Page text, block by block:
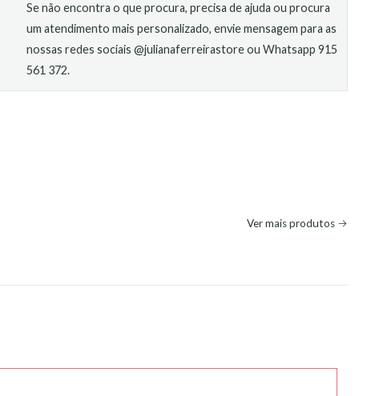
Se não encontra o que procura, precisa de ajuda ou procura
um atendimento mais personalizado, envie mensagem para as
nossas redes sociais @julianaferreirastore ou Whatsapp 915
561 372.
Ver mais produtos